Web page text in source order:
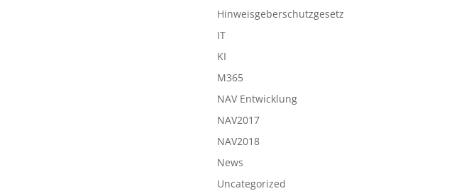
Hinweisgeberschutzgesetz
IT
KI
M365
NAV Entwicklung
NAV2017
NAV2018
News
Uncategorized